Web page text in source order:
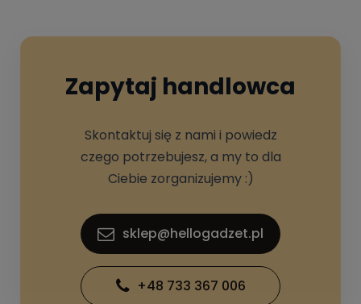
Zapytaj handlowca
Skontaktuj się z nami i powiedz
czego potrzebujesz, a my to dla
Ciebie zorganizujemy :)
sklep@hellogadzet.pl
+48 733 367 006